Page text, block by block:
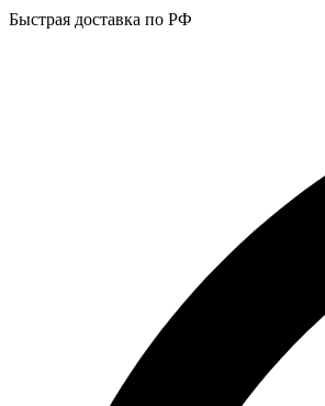
Быстрая доставка по РФ